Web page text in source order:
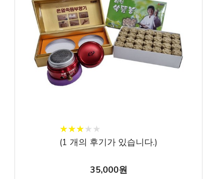
★★★★ ★
★★★★ ★
(1 개의 후기가 있습니다.)
35,000원